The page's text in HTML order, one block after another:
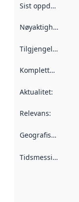
Sist oppdatert
Nøyaktighet
Tilgjengelighet
Kompletthet
Aktualitet:
Relevans:
Geografisk avgrensning
Tidsmessig avgrensning